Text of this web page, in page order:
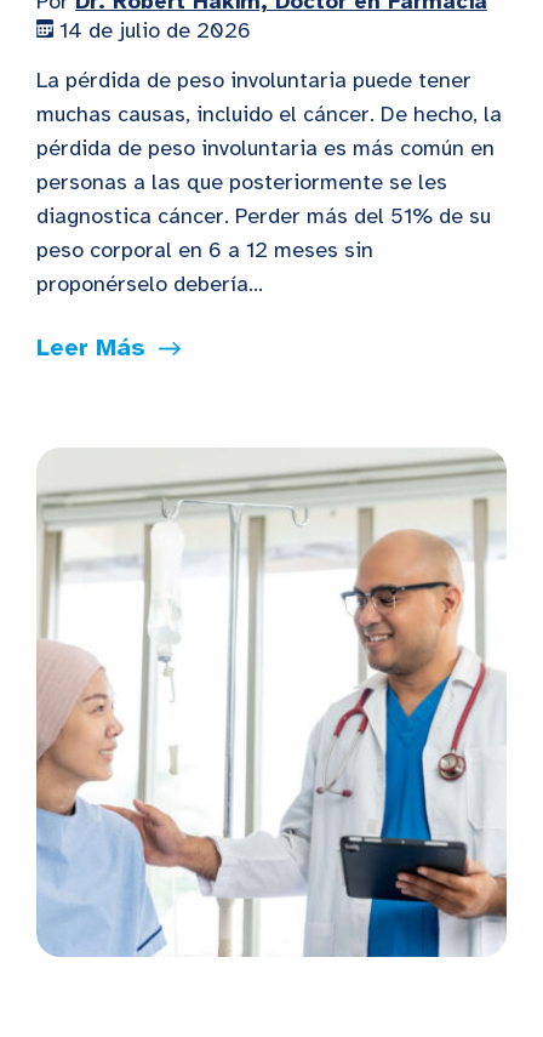
14 de julio de 2026
La pérdida de peso involuntaria puede tener
muchas causas, incluido el cáncer. De hecho, la
pérdida de peso involuntaria es más común en
personas a las que posteriormente se les
diagnostica cáncer. Perder más del 51% de su
peso corporal en 6 a 12 meses sin
proponérselo debería...
Leer Más